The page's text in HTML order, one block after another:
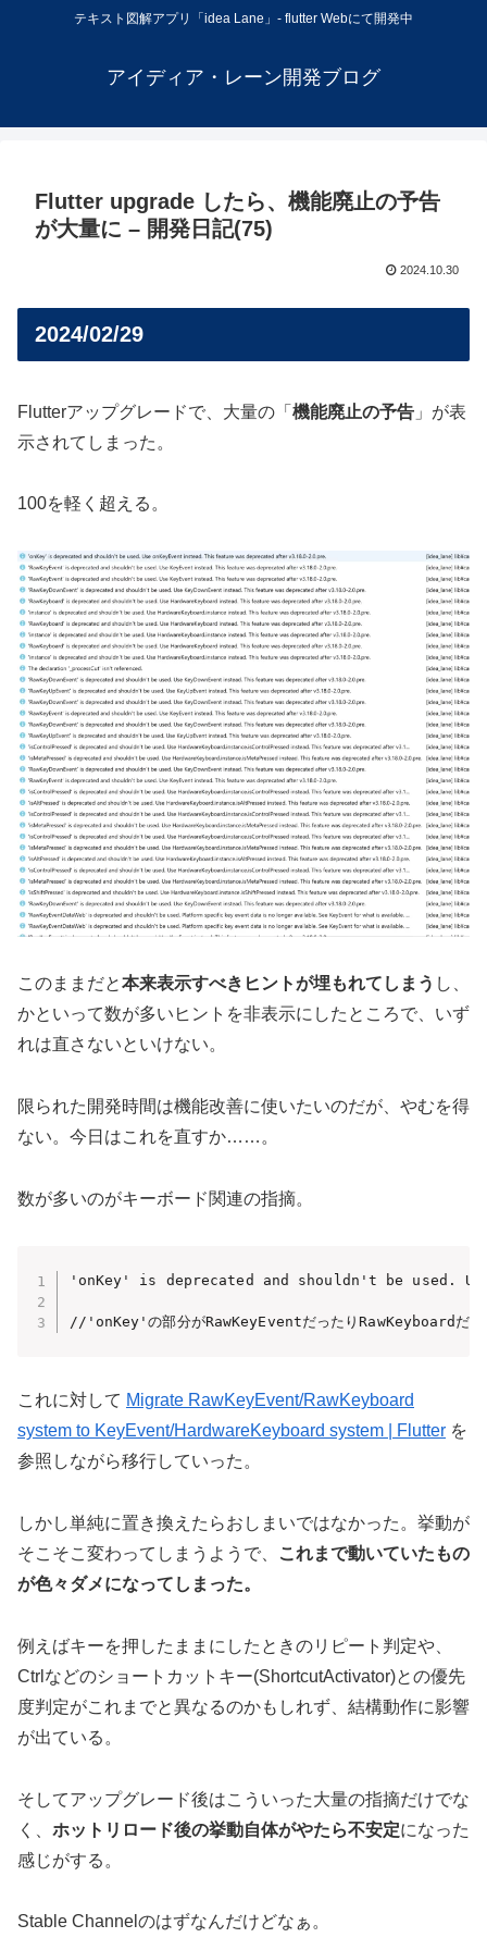
テキスト図解アプリ「idea Lane」- flutter Webにて開発中
アイディア・レーン開発ブログ
Flutter upgrade したら、機能廃止の予告
が大量に – 開発日記(75)
2024.10.30
2024/02/29
Flutterアップグレードで、大量の「 機能廃止の予告 」が表
示されてしまった。
100を軽く超える。
このままだと本来表示すべきヒントが埋もれてしまう し、
かといって数が多いヒントを非表示にしたところで、いず
れは直さないといけない。
限られた開発時間は機能改善に使いたいのだが、やむを得
ない。今日はこれを直すか……。
数が多いのがキーボード関連の指摘。
'onKey' is deprecated and shouldn't be used.
//'onKey'の部分がRawKeyEventだったりRawKeyboardだっ
これに対して Migrate RawKeyEvent/RawKeyboard
system to KeyEvent/HardwareKeyboard system | Flutter を
参照しながら移行していった。
しかし単純に置き換えたらおしまいではなかった。挙動が
そこそこ変わってしまうようで、
これまで動いていたもの
が色々ダメになってしまった。
例えばキーを押したままにしたときのリピート判定や、
Ctrlなどのショートカットキー(ShortcutActivator)との優先
度判定がこれまでと異なるのかもしれず、結構動作に影響
が出ている。
そしてアップグレード後はこういった大量の指摘だけでな
く、 ホットリロード後の挙動自体がやたら不安定になった
感じがする。
Stable Channelのはずなんだけどなぁ。